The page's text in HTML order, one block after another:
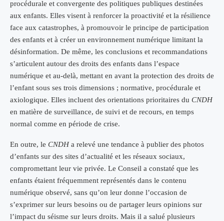
procédurale et convergente des politiques publiques destinées
aux enfants. Elles visent à renforcer la proactivité et la résilience
face aux catastrophes, à promouvoir le principe de participation
des enfants et à créer un environnement numérique limitant la
désinformation. De même, les conclusions et recommandations
s’articulent autour des droits des enfants dans l’espace
numérique et au-delà, mettant en avant la protection des droits de
l’enfant sous ses trois dimensions ; normative, procédurale et
axiologique. Elles incluent des orientations prioritaires du CNDH
en matière de surveillance, de suivi et de recours, en temps
normal comme en période de crise.
En outre, le CNDHa relevé une tendance à publier des photos
d’enfants sur des sites d’actualité et les réseaux sociaux,
compromettant leur vie privée. Le Conseil a constaté que les
enfants étaient fréquemment représentés dans le contenu
numérique observé, sans qu’on leur donne l’occasion de
s’exprimer sur leurs besoins ou de partager leurs opinions sur
l’impact du séisme sur leurs droits. Mais il a salué plusieurs